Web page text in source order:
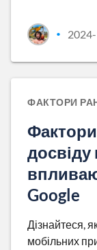
•
ФАКТОРИ
досвіду
Google
Дізнайтеся,
мобільних